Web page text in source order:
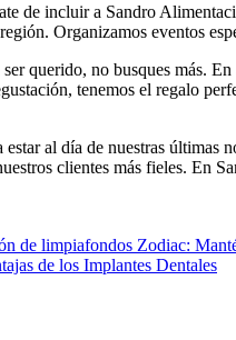
de incluir a Sandro
Organizamos eventos
querido, no busques más. En
tenemos el regalo
al día de nuestras
clientes más fieles. En
de limpiafondos Zodiac:
de los Implantes Dentales